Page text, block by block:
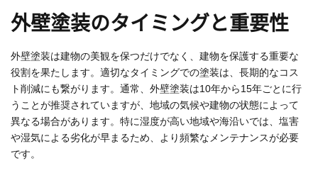
外壁塗装のタイミングと重要性
外壁塗装は建物の美観を保つだけでなく、建物を保護する重要な
役割を果たします。適切なタイミングでの塗装は、長期的なコス
ト削減にも繋がります。通常、外壁塗装は10年から15年ごとに行
うことが推奨されていますが、地域の気候や建物の状態によって
異なる場合があります。特に湿度が高い地域や海沿いでは、塩害
や湿気による劣化が早まるため、より頻繁なメンテナンスが必要
です。